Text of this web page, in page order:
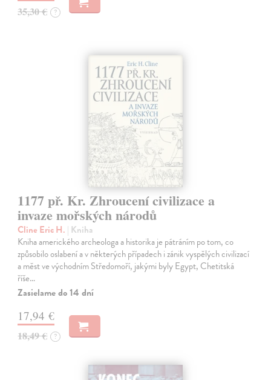
35,30 € ?
1177 př. Kr. Zhroucení civilizace a
invaze mořských národů
Cline Eric H. | Kniha
Kniha amerického archeologa a historika je pátráním po tom, co
způsobilo oslabení a v některých případech i zánik vyspělých civilizací
a měst ve východním Středomoří, jakými byly Egypt, Chetitská
říše…
Zasielame do 14 dní
17,94 €
18,49 € ?